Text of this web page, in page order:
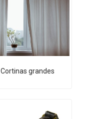
Cortinas grandes